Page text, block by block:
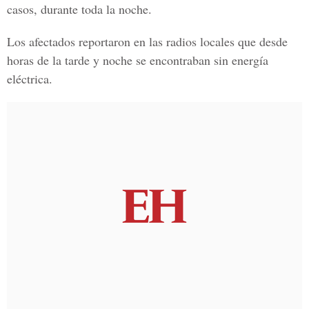
casos, durante toda la noche.
Los afectados reportaron en las radios locales que desde
horas de la tarde y noche se encontraban sin energía
eléctrica.